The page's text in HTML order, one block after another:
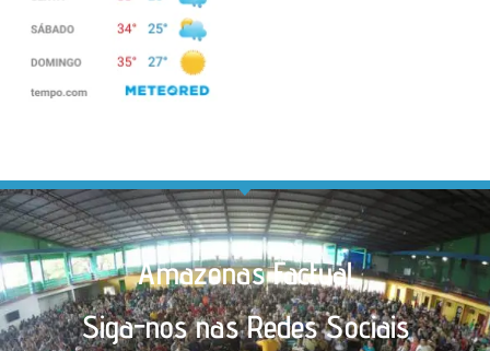
Amazonas Factual
Siga-nos nas Redes Sociais